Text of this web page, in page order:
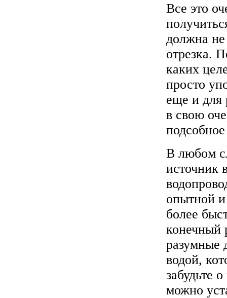
Все это
должна не
отрезка.
каких
просто
еще и для
в свою
В любом
источник
опытной
более
конечный
разумные
водой,
забудьте
можно